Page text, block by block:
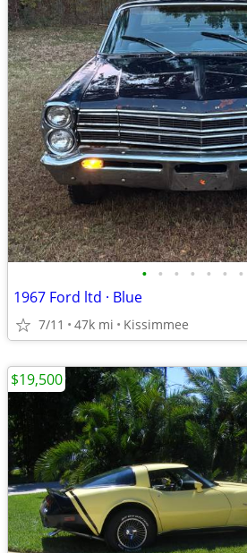
• • • • • • •
1967 Ford ltd · Blue
7/11 47k mi Kissimmee
$19,500